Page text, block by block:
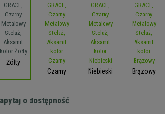
Żółty
Czarny
Niebieski Brązowy
o dostępność